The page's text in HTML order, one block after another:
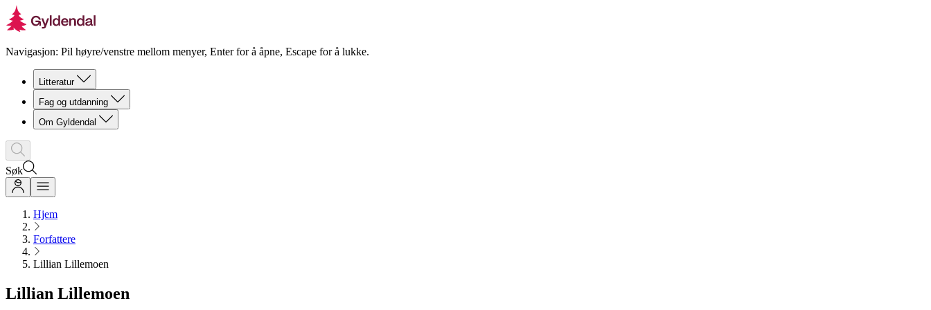
Navigasjon: Pil høyre/venstre mellom menyer, Enter for å åpne, Escape for å lukke.
Litteratur
Fag og utdanning
Om Gyldendal
Søk
Hjem
Forfattere
Lillian Lillemoen
Lillian Lillemoen